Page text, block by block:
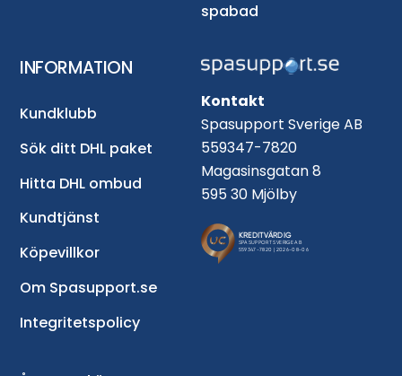
spabad
INFORMATION
Kundklubb
Sök ditt DHL paket
Hitta DHL ombud
Kundtjänst
Köpevillkor
Om Spasupport.se
Integritetspolicy
Kontakt
Spasupport Sverige AB
559347-7820
Magasinsgatan 8
595 30 Mjölby